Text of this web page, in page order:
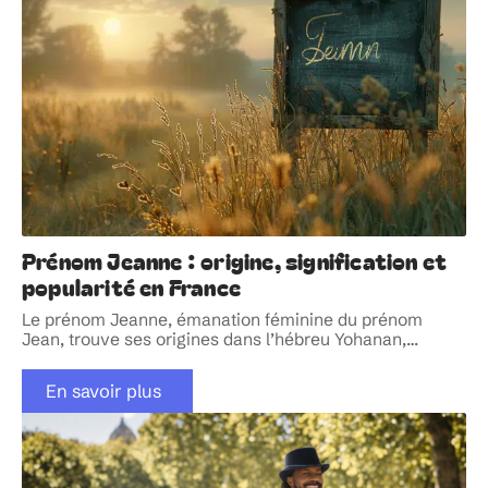
Prénom Jeanne : origine, signification et
popularité en France
Le prénom Jeanne, émanation féminine du prénom
Jean, trouve ses origines dans l’hébreu Yohanan,…
En savoir plus